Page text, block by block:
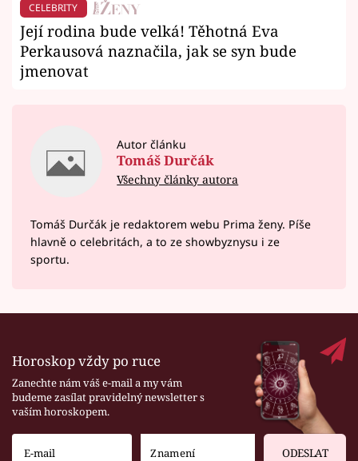
CELEBRITY
Její rodina bude velká! Těhotná Eva
Perkausová naznačila, jak se syn bude
jmenovat
Autor článku
Tomáš Durčák
Všechny články autora
Tomáš Durčák je redaktorem webu Prima ženy. Píše
hlavně o celebritách, a to ze showbyznysu i ze
sportu.
Horoskop vždy po ruce
Zanechte nám váš e-mail a my vám
budeme zasílat pravidelný newsletter s
vaším horoskopem.
ODESLAT